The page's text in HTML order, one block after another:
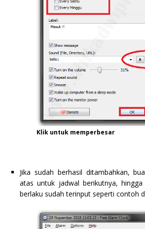
Klik untuk memperbesar
Jika sudah berhasil ditambahkan,
atas untuk jadwal berikutnya,
berlaku sudah terinput seperti contoh